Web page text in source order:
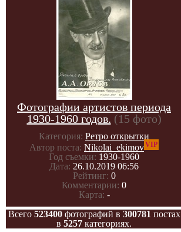
Фотографии артистов периода
1930-1960 годов. (15 фото)
Категория: Ретро открытки
Автор поста: Nikolai_ekimovVIP
Год съемки: 1930-1960
Дата: 26.10.2019 06:56
Рейтинг: 0
Комментарии: 0
Карта: -
Всего 523400фотографий в 300781 постах
в 5257 категориях.